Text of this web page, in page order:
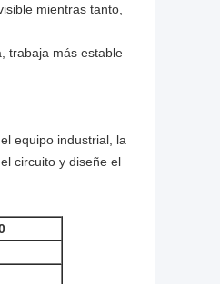
mientras tanto,
trabaja más estable
equipo industrial, la
circuito y diseñe el